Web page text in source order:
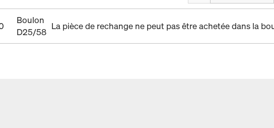
Boulon
D25/58
La pièce de rechange ne peut pas être achetée dans la